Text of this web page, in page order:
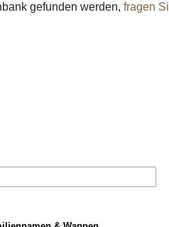
gefunden werden,fragen